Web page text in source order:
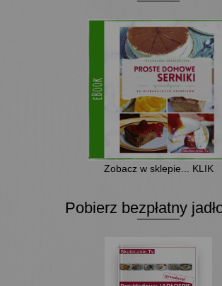
Zobacz w sklepie... KLIK
Pobierz bezpłatny